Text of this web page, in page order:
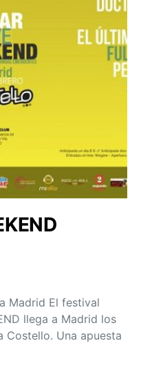
Madrid El festival
llega a Madrid los
Costello. Una apuesta